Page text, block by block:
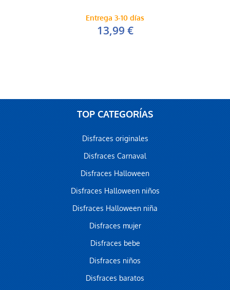
Entrega 3-10 días
13,99 €
TOP CATEGORÍAS
Disfraces originales
Disfraces Carnaval
Disfraces Halloween
Disfraces Halloween niños
Disfraces Halloween niña
Disfraces mujer
Disfraces bebe
Disfraces niños
Disfraces baratos